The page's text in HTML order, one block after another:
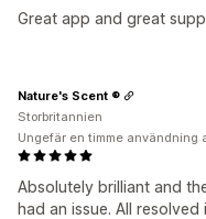
Great app and great
Absolutely brilliant and
had an issue. All
Nature's Scent ®
Storbritannien
Ungefär en timme användning